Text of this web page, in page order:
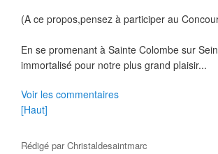
(A ce propos,pensez à participer au
En se promenant à Sainte Colombe sur
immortalisé pour notre plus grand plaisir...
Voir les commentaires
[Haut]
Rédigé parChristaldesaintmarc